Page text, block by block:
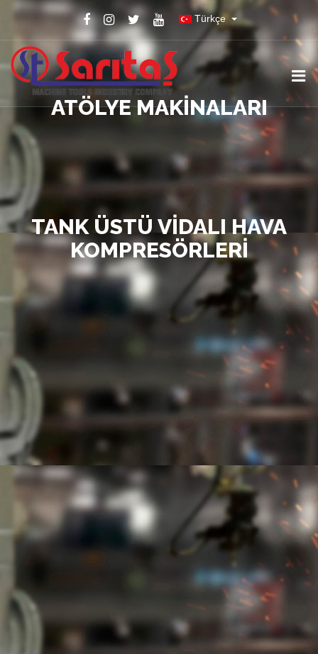
Türkçe
ATÖLYE MAKINALARI
TANK ÜSTÜ VIDALI HAVA
KOMPRESÖRLERI